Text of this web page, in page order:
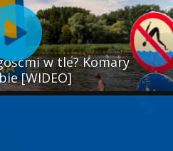
w tle? Komary
[WIDEO]